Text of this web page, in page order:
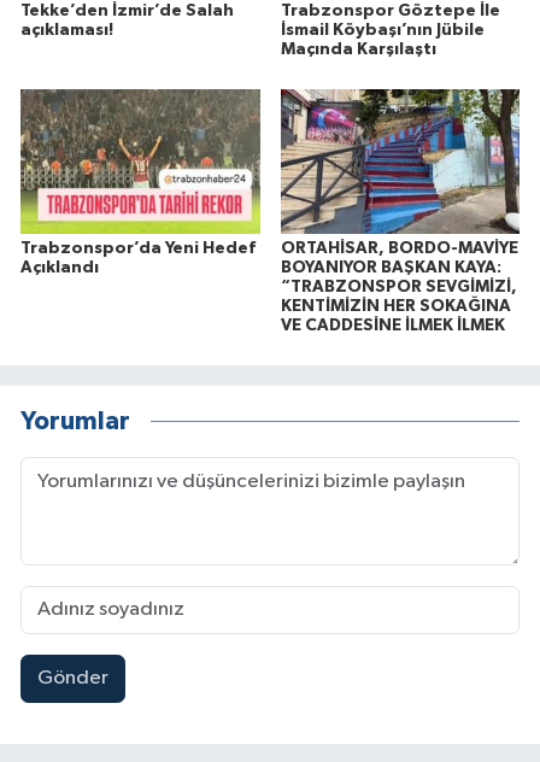
Tekke’den İzmir’de Salah
açıklaması!
Trabzonspor Göztepe İle
İsmail Köybaşı’nın Jübile
Maçında Karşılaştı
Trabzonspor’da Yeni Hedef
Açıklandı
ORTAHİSAR, BORDO-MAVİYE
BOYANIYOR BAŞKAN KAYA:
“TRABZONSPOR SEVGİMİZİ,
KENTİMİZİN HER SOKAĞINA
VE CADDESİNE İLMEK İLMEK
Yorumlar
Gönder